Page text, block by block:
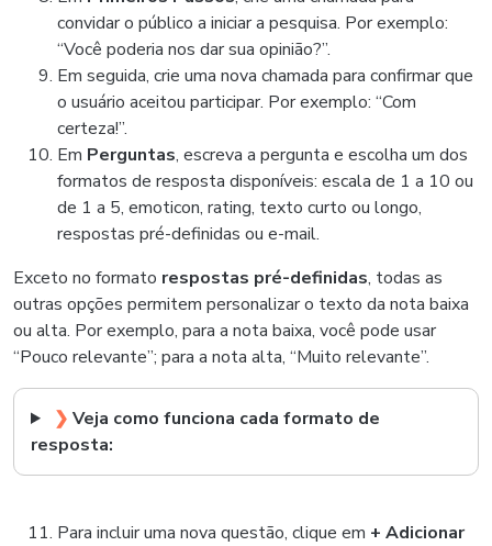
convidar o público a iniciar a pesquisa. Por exemplo:
“Você poderia nos dar sua opinião?”.
Em seguida, crie uma nova chamada para confirmar que
o usuário aceitou participar. Por exemplo: “Com
certeza!”.
Em Perguntas, escreva a pergunta e escolha um dos
formatos de resposta disponíveis: escala de 1 a 10 ou
de 1 a 5, emoticon, rating, texto curto ou longo,
respostas pré-definidas ou e-mail.
Exceto no formato respostas pré-definidas, todas as
outras opções permitem personalizar o texto da nota baixa
ou alta. Por exemplo, para a nota baixa, você pode usar
“Pouco relevante”; para a nota alta, “Muito relevante”.
❯ Veja como funciona cada formato de
resposta:
Para incluir uma nova questão, clique em + Adicionar